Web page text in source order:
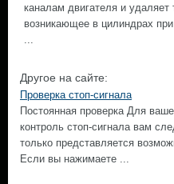
каналам двигателя и удаляет
возникающее в цилиндрах
...
Другое на сайте:
Проверка стоп-сигнала
Постоянная проверка Для
контроль стоп-сигнала вам
только представляется
Если вы нажимаете ...